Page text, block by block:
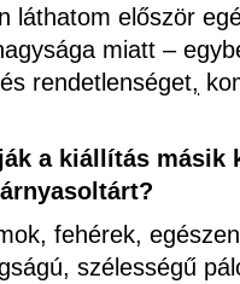
láthatom először
miatt –
rendetlenséget,
a kiállítás másik
fehérek,
szélességű